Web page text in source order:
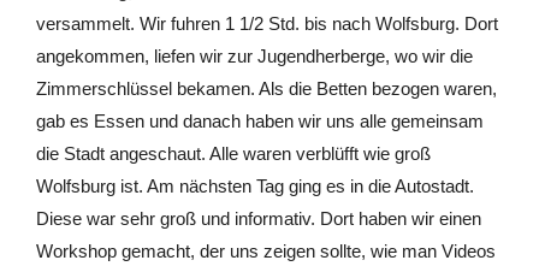
versammelt. Wir fuhren 1 1/2 Std. bis nach Wolfsburg. Dort
angekommen, liefen wir zur Jugendherberge, wo wir die
Zimmerschlüssel bekamen. Als die Betten bezogen waren,
gab es Essen und danach haben wir uns alle gemeinsam
die Stadt angeschaut. Alle waren verblüfft wie groß
Wolfsburg ist. Am nächsten Tag ging es in die Autostadt.
Diese war sehr groß und informativ. Dort haben wir einen
Workshop gemacht, der uns zeigen sollte, wie man Videos